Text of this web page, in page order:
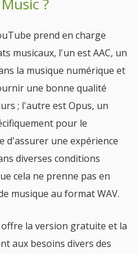
prend en charge
musicaux, l'un est AAC, un
la musique numérique et
une bonne qualité
; l'autre est Opus, un
pour le
d'assurer une expérience
diverses conditions
cela ne prenne pas en
musique au format WAV.
la version gratuite et la
aux besoins divers des